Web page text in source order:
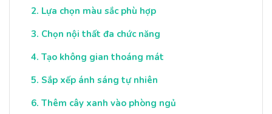
Lựa chọn màu sắc phù hợp
Chọn nội thất đa chức năng
Tạo không gian thoáng mát
Sắp xếp ánh sáng tự nhiên
Thêm cây xanh vào phòng ngủ